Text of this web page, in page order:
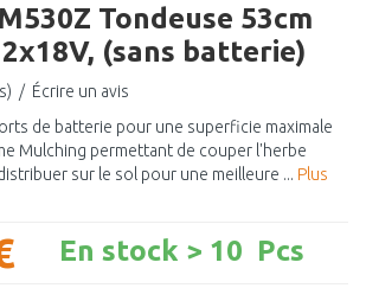
Tondeuse 53cm
(sans batterie)
/ Écrire un avis
de batterie pour une superficie maximale
Mulching permettant de couper l'herbe
sur le sol pour une meilleure ... Plus
En stock > 10 Pcs